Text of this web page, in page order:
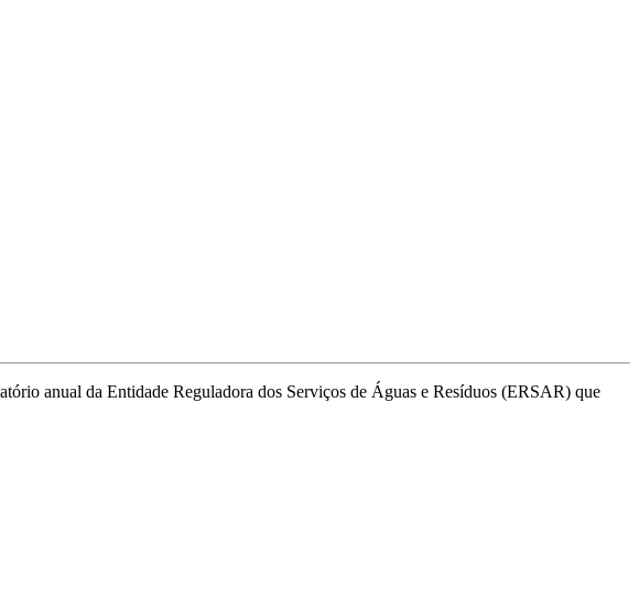
anual da Entidade Reguladora dos Serviços de Águas e Resíduos (ERSAR) que